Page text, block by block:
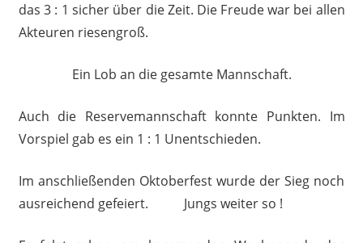
das 3 : 1 sicher über die Zeit. Die Freude war bei allen
Akteuren riesengroß.
Ein Lob an die gesamte Mannschaft.
Auch die Reservemannschaft konnte Punkten. Im
Vorspiel gab es ein 1 : 1 Unentschieden.
Im anschließenden Oktoberfest wurde der Sieg noch
ausreichend gefeiert. Jungs weiter so !